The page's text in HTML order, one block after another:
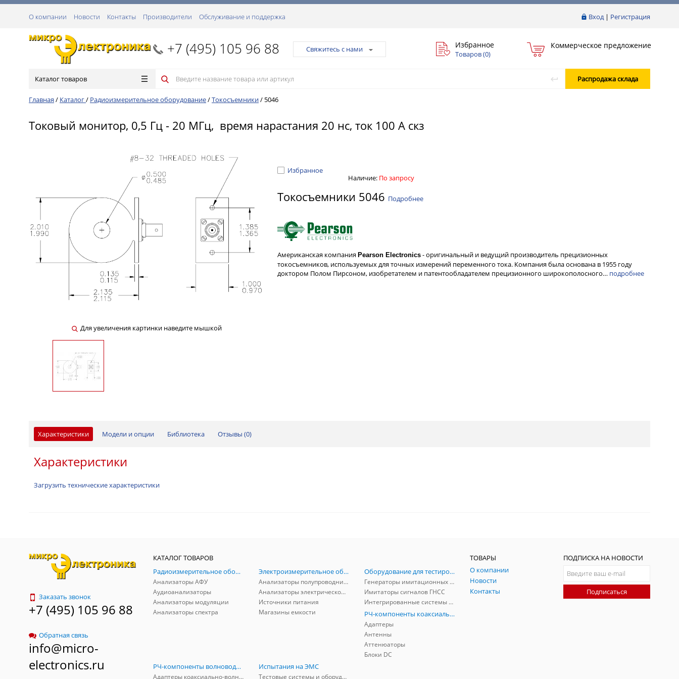
Вход| Регистрация
О компании Новости Контакты Производители Обслуживание и поддержка
+7 (495) 105 96 88 Свяжитесь с нами Избранное
Товаров (0)
Коммерческое предложение
Каталог товаров Распродажа склада
Главная / Каталог/ Радиоизмерительное оборудование/Токосъемники/ 5046
Токовый монитор, 0,5 Гц - 20 МГц, время нарастания 20 нс, ток 100 А скз
Для увеличения картинки наведите мышкой
Избранное
Наличие: По запросу
Токосъемники 5046 Подробнее
Американская компания Pearson Electronics - оригинальный и ведущий производитель прецизионных
токосъемников, используемых для точных измерений переменного тока. Компания была основана в 1955 году
доктором Полом Пирсоном, изобретателем и патентообладателем прецизионного широкополосного… подробнее
Характеристики Модели и опции Библиотека Отзывы (0)
Характеристики
Загрузить технические характеристики
Заказать звонок
+7 (495) 105 96 88
Обратная связь
info@micro-
electronics.ru
КАТАЛОГ ТОВАРОВ
Радиоизмерительное оборудование
Анализаторы АФУ
Аудиоанализаторы
Анализаторы модуляции
Анализаторы спектра
Электроизмерительное оборудование
Анализаторы полупроводников
Анализаторы электрической мощности
Источники питания
Магазины емкости
Оборудование для тестирования и симуляции ГНСС
Генераторы имитационных и заградительных помех
Имитаторы сигналов ГНСС
Интегрированные системы защиты от ГНСС-помех
РЧ-компоненты коаксиальные
Адаптеры
Антенны
Аттенюаторы
Блоки DC
РЧ-компоненты волноводные
Адаптеры коаксиально-волноводные
Испытания на ЭМС
Тестовые системы и оборудование
ТОВАРЫ
О компании
Новости
Контакты
ПОДПИСКА НА НОВОСТИ
Подписаться